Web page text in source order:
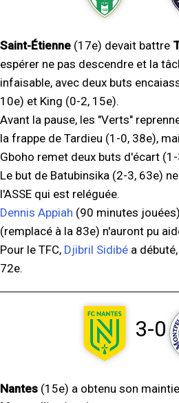
Saint-Étienne (17e) devait battre
espérer ne pas descendre et la
infaisable, avec deux buts
10e) et King (0-2, 15e).
Avant la pause, les "Verts"
la frappe de Tardieu (1-0, 38e),
Gboho remet deux buts d'écart
Le but de Batubinsika (2-3, 63e)
l'ASSE qui est reléguée.
Dennis Appiah (90 minutes
(remplacé à la 83e) n'auront pu
Pour le TFC, Djibril Sidibé a
72e.
3-0
Nantes (15e) a obtenu son